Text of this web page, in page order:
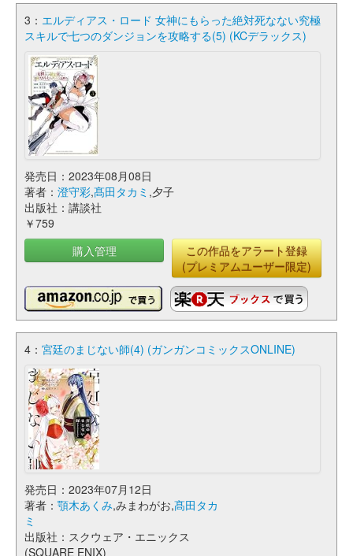
3： エルディアス・ロード 女神にもらった絶対死なない究極
スキルで七つのダンジョンを攻略する(5) (KCデラックス)
発売日：2023年08月08日
著者： 澄守彩,髙田タカミ ,夕子
出版社：講談社
￥759
購入管理
この作品をアラート登録
(プレミアムユーザー限定)
4： 宮廷のまじない師(4) (ガンガンコミックスONLINE)
発売日：2023年07月12日
著者： 顎木あくみ,みまわがお,髙田タカ
ミ
出版社：スクウェア・エニックス
(SQUARE ENIX)